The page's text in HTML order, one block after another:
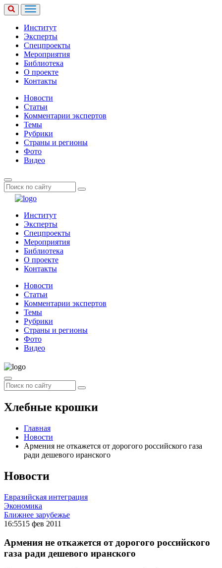
Институт
Эксперты
Спецпроекты
Мероприятия
Библиотека
О проекте
Контакты
Новости
Статьи
Комментарии экспертов
Темы
Рубрики
Страны и регионы
Фото
Видео
Институт
Эксперты
Спецпроекты
Мероприятия
Библиотека
О проекте
Контакты
Новости
Статьи
Комментарии экспертов
Темы
Рубрики
Страны и регионы
Фото
Видео
Хлебные крошки
Главная
Новости
Армения не откажется от дорогого российского газа
ради дешевого иранского
Новости
Евразийская интеграция
Экономика
Ближнее зарубежье
16:5515 фев 2011
Армения не откажется от дорогого российского
газа ради дешевого иранского